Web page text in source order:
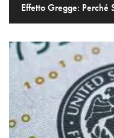
Effetto Gregge: Perché